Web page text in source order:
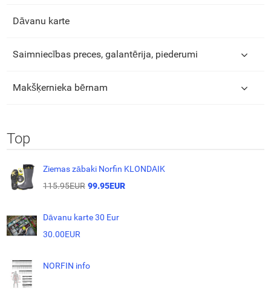
Dāvanu karte
Saimniecības preces, galantērija, piederumi
Makšķernieka bērnam
Top
Ziemas zābaki Norfin KLONDAIK
115.95EUR 99.95EUR
Dāvanu karte 30 Eur
30.00EUR
NORFIN info